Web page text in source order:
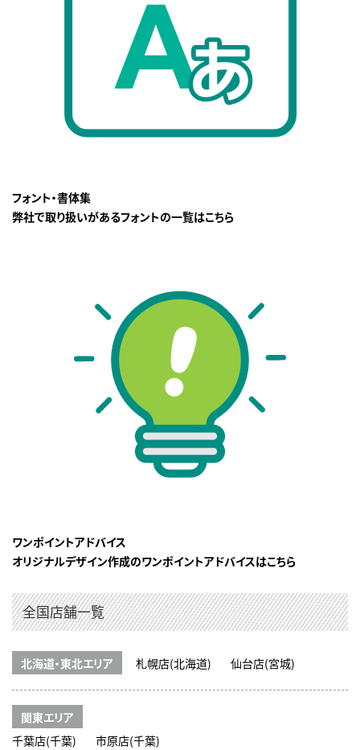
フォント・書体集
弊社で取り扱いがあるフォントの一覧はこちら
ワンポイントアドバイス
オリジナルデザイン作成のワンポイントアドバイスはこちら
全国店舗一覧
北海道・東北エリア 札幌店(北海道) 仙台店(宮城)
関東エリア
千葉店(千葉)
市原店(千葉)